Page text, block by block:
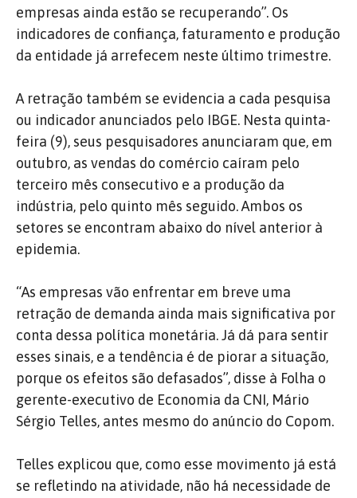
empresas ainda estão se recuperando”. Os
indicadores de confiança, faturamento e produção
da entidade já arrefecem neste último trimestre.
A retração também se evidencia a cada pesquisa
ou indicador anunciados pelo IBGE. Nesta quinta-
feira (9), seus pesquisadores anunciaram que, em
outubro, as vendas do comércio caíram pelo
terceiro mês consecutivo e a produção da
indústria, pelo quinto mês seguido. Ambos os
setores se encontram abaixo do nível anterior à
epidemia.
“As empresas vão enfrentar em breve uma
retração de demanda ainda mais significativa por
conta dessa política monetária. Já dá para sentir
esses sinais, e a tendência é de piorar a situação,
porque os efeitos são defasados”, disse à Folha o
gerente-executivo de Economia da CNI, Mário
Sérgio Telles, antes mesmo do anúncio do Copom.
Telles explicou que, como esse movimento já está
se refletindo na atividade, não há necessidade de